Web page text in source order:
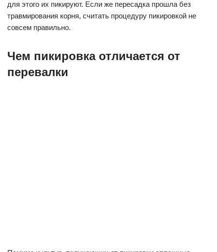
для этого их пикируют. Если же пересадка прошла без
травмирования корня, считать процедуру пикировкой не
совсем правильно.
Чем пикировка отличается от
перевалки